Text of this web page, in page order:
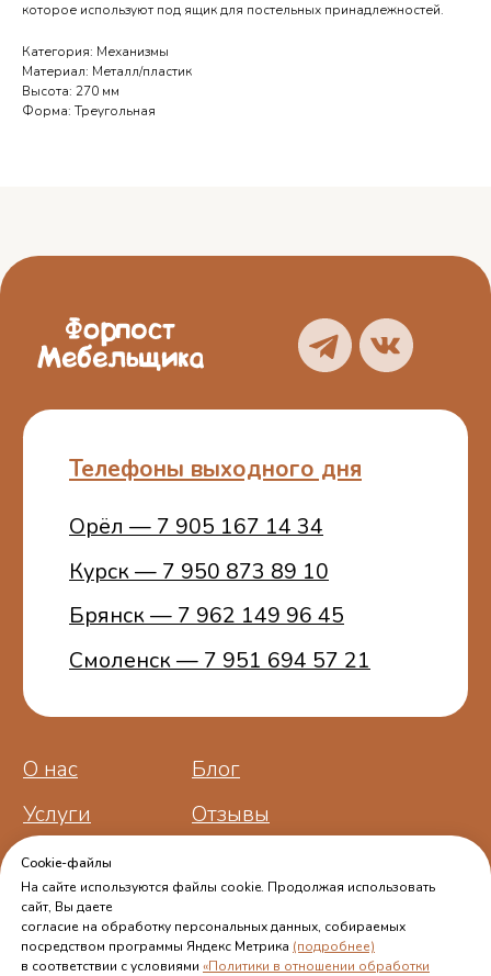
которое используют под ящик для постельных принадлежностей.
Категория: Механизмы
Материал: Металл/пластик
Высота: 270 мм
Форма: Треугольная
Каталог
Пользовательское
соглашение
Политика
О нас
Контакты
ОГРНИП 314774603100772
ИП Белошицкий С. А.
Орёл — 7 905 167 14 34
Курск — 7 950 873 89 10
Телефоны выходного дня
Cookie-файлы
На сайте используются файлы cookie. Продолжая использовать
сайт, Вы даете
согласие на обработку персональных данных, собираемых
посредством программы Яндекс Метрика (подробнее)
в соответствии с условиями «Политики в отношении обработки